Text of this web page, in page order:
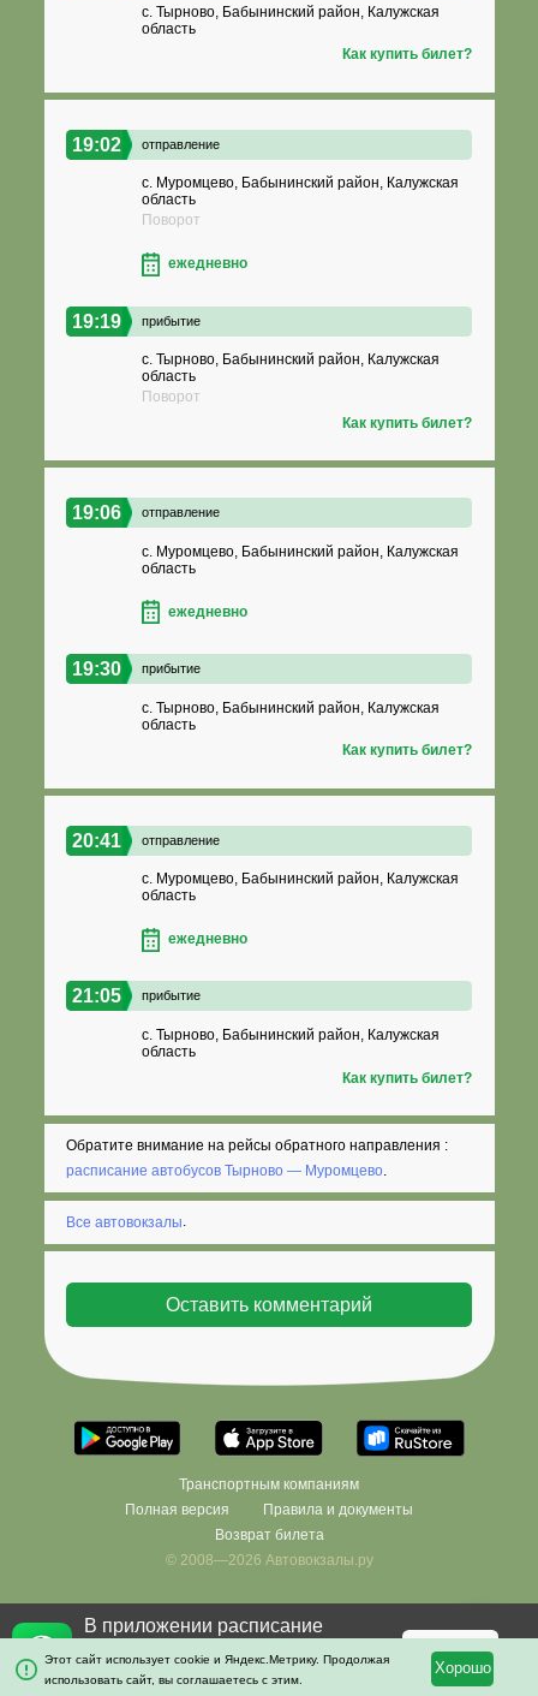
с. Тырново, Бабынинский район, Калужская
область
Как купить билет?
19:02 отправление
с. Муромцево, Бабынинский район, Калужская
область
Поворот
ежедневно
19:19 прибытие
с. Тырново, Бабынинский район, Калужская
область
Поворот
Как купить билет?
19:06 отправление
с. Муромцево, Бабынинский район, Калужская
область
ежедневно
19:30 прибытие
с. Тырново, Бабынинский район, Калужская
область
Как купить билет?
20:41 отправление
с. Муромцево, Бабынинский район, Калужская
область
ежедневно
21:05 прибытие
с. Тырново, Бабынинский район, Калужская
область
Как купить билет?
Обратите внимание на рейсы обратного направления :
расписание автобусов Тырново — Муромцево.
Все автовокзалы.
Фильтровать
Транспортным компаниям
Полная версия
Правила и документы
Возврат билета
© 2008—2026 Автовокзалы.ру
Этот сайт использует cookie и Яндекс.Метрику. Продолжая
использовать сайт, вы соглашаетесь с этим.
Хорошо
В приложении расписание
останется с вами даже без
интернета!
Скачать